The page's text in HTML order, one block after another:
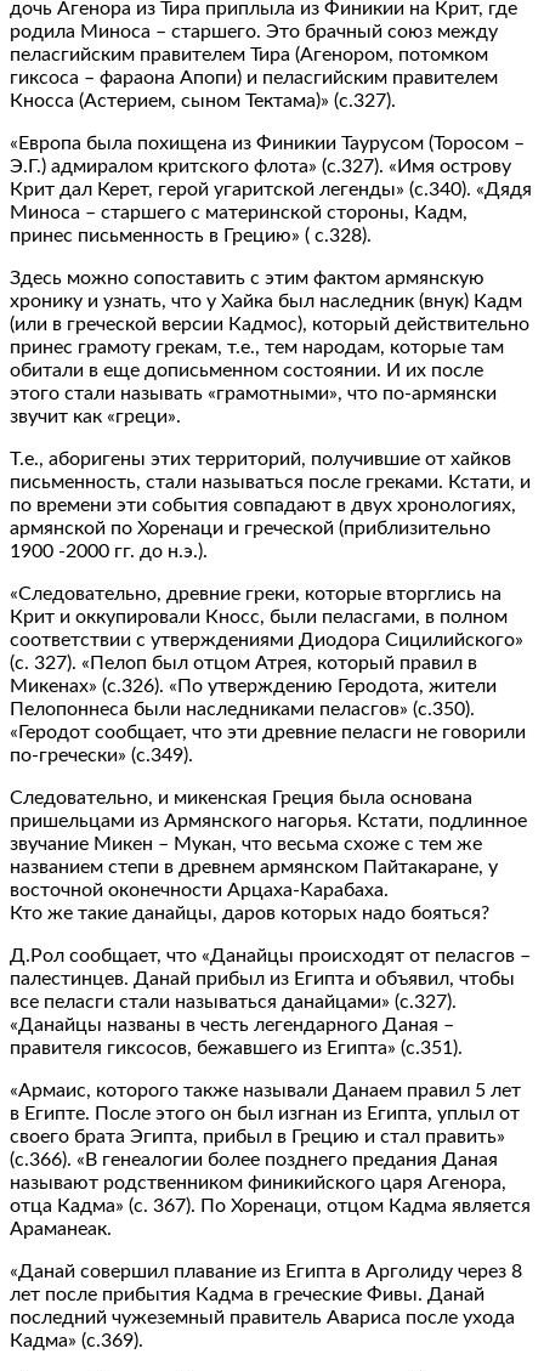
дочь Агенора из Тира приплыла из Финикии на Крит, где
родила Миноса – старшего. Это брачный союз между
пеласгийским правителем Тира (Агенором, потомком
гиксоса – фараона Апопи) и пеласгийским правителем
Кносса (Астерием, сыном Тектама)» (с.327).
«Европа была похищена из Финикии Таурусом (Торосом –
Э.Г.) адмиралом критского флота» (с.327). «Имя острову
Крит дал Керет, герой угаритской легенды» (с.340). «Дядя
Миноса – старшего с материнской стороны, Кадм,
принес письменность в Грецию» ( с.328).
Здесь можно сопоставить с этим фактом армянскую
хронику и узнать, что у Хайка был наследник (внук) Кадм
(или в греческой версии Кадмос), который действительно
принес грамоту грекам, т.е., тем народам, которые там
обитали в еще дописьменном состоянии. И их после
этого стали называть «грамотными», что по-армянски
звучит как «греци».
Т.е., аборигены этих территорий, получившие от хайков
письменность, стали называться после греками. Кстати, и
по времени эти события совпадают в двух хронологиях,
армянской по Хоренаци и греческой (приблизительно
1900 -2000 гг. до н.э.).
«Следовательно, древние греки, которые вторглись на
Крит и оккупировали Кносс, были пеласгами, в полном
соответствии с утверждениями Диодора Сицилийского»
(с. 327). «Пелоп был отцом Атрея, который правил в
Микенах» (с.326). «По утверждению Геродота, жители
Пелопоннеса были наследниками пеласгов» (с.350).
«Геродот сообщает, что эти древние пеласги не говорили
по-гречески» (с.349).
Следовательно, и микенская Греция была основана
пришельцами из Армянского нагорья. Кстати, подлинное
звучание Микен – Мукан, что весьма схоже с тем же
названием степи в древнем армянском Пайтакаране, у
восточной оконечности Арцаха-Карабаха.
Кто же такие данайцы, даров которых надо бояться?
Д.Рол сообщает, что «Данайцы происходят от пеласгов –
палестинцев. Данай прибыл из Египта и объявил, чтобы
все пеласги стали называться данайцами» (с.327).
«Данайцы названы в честь легендарного Даная –
правителя гиксосов, бежавшего из Египта» (с.351).
«Армаис, которого также называли Данаем правил 5 лет
в Египте. После этого он был изгнан из Египта, уплыл от
своего брата Эгипта, прибыл в Грецию и стал править»
(с.366). «В генеалогии более позднего предания Даная
называют родственником финикийского царя Агенора,
отца Кадма» (с. 367). По Хоренаци, отцом Кадма является
Араманеак.
«Данай совершил плавание из Египта в Арголиду через 8
лет после прибытия Кадма в греческие Фивы. Данай
последний чужеземный правитель Авариса после ухода
Кадма» (с.369).